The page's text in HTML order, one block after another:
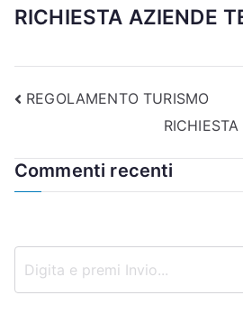
RICHIESTA AZIENDE
Navigazione
REGOLAMENTO TURISMO
Commenti recenti